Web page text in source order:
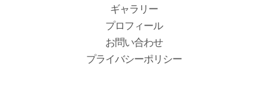
ギャラリー
プロフィール
お問い合わせ
プライバシーポリシー